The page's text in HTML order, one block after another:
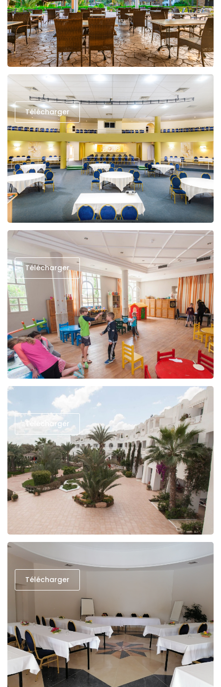
Télécharger
Télécharger
Télécharger
Télécharger